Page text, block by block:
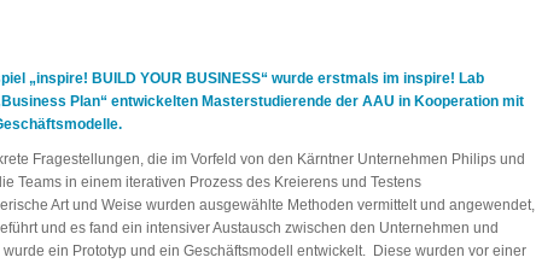
„inspire! BUILD YOUR BUSINESS“ wurde erstmals im inspire! Lab
Plan“ entwickelten Masterstudierende der AAU in Kooperation mit
Fragestellungen, die im Vorfeld von den Kärntner Unternehmen Philips und
Teams in einem iterativen Prozess des Kreierens und Testens
Art und Weise wurden ausgewählte Methoden vermittelt und angewendet,
und es fand ein intensiver Austausch zwischen den Unternehmen und
ein Prototyp und ein Geschäftsmodell entwickelt. Diese wurden vor einer